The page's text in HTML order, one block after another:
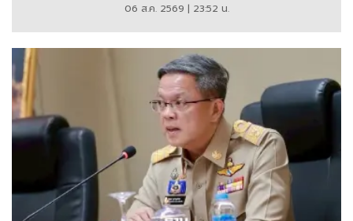
06 ส.ค. 2569 | 23:52 น.